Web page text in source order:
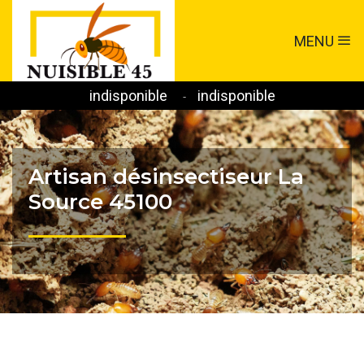
MENU
indisponible - indisponible
Artisan désinsectiseur La
Source 45100